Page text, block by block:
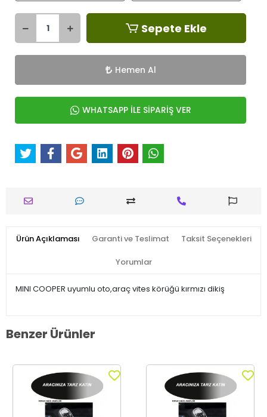
Sepete Ekle
Hemen Al
WHATSAPP İLE SİPARİŞ VER
Ürün Açıklaması Garanti ve Teslimat Taksit Seçenekleri
Yorumlar
MINI COOPER uyumlu oto,araç vites körüğü kırmızı dikiş
Benzer Ürünler